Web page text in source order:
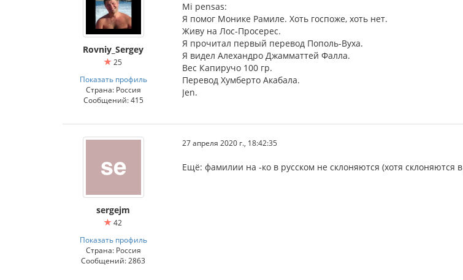
Rovniy_Sergey
25
Показать профиль
Страна: Россия
Сообщений: 415
Mi pensas:
Я помог Монике Рамиле. Хоть госпоже, хоть нет.
Живу на Лос-Просерес.
Я прочитал первый перевод Пополь-Вуха.
Я видел Алехандро Джамматтей Фалла.
Вес Капиручо 100 гр.
Перевод Хумберто Акабала.
Jen.
sergejm
42
Показать профиль
Страна: Россия
Сообщений: 2863
27 апреля 2020 г., 18:42:35
Ещё: фамилии на -ко в русском не склоняются (хотя склоняются